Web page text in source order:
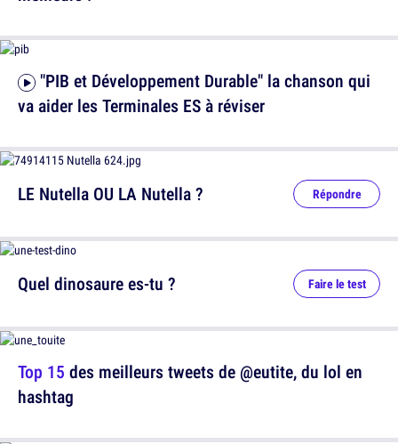
va aider les Terminales ES à réviser
Quel dinosaure es-tu ? Faire le test
Top 15 des meilleurs tweets de @eutite, du lol en
hashtag
LE Nutella OU LA Nutella ? Répondre